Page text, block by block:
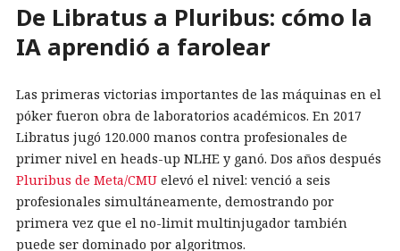
De Libratus a Pluribus: cómo la
IA aprendió a farolear
Las primeras victorias importantes de las máquinas en el
póker fueron obra de laboratorios académicos. En 2017
Libratus jugó 120.000 manos contra profesionales de
primer nivel en heads-up NLHE y ganó. Dos años después
Pluribus de Meta/CMU elevó el nivel: venció a seis
profesionales simultáneamente, demostrando por
primera vez que el no-limit multinjugador también
puede ser dominado por algoritmos.